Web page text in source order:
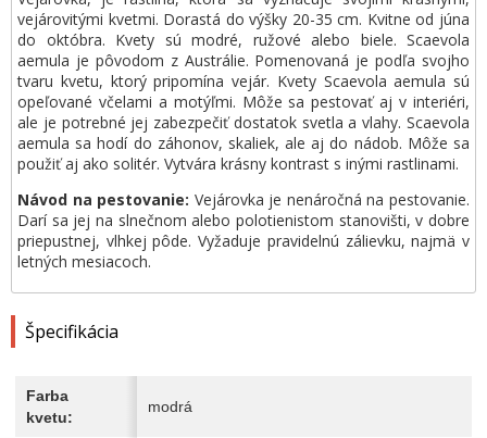
vejárovitými kvetmi. Dorastá do výšky 20-35 cm. Kvitne od júna
do októbra. Kvety sú modré, ružové alebo biele. Scaevola
aemula je pôvodom z Austrálie. Pomenovaná je podľa svojho
tvaru kvetu, ktorý pripomína vejár. Kvety Scaevola aemula sú
opeľované včelami a motýľmi. Môže sa pestovať aj v interiéri,
ale je potrebné jej zabezpečiť dostatok svetla a vlahy. Scaevola
aemula sa hodí do záhonov, skaliek, ale aj do nádob. Môže sa
použiť aj ako solitér. Vytvára krásny kontrast s inými rastlinami.
Návod na pestovanie: Vejárovka je nenáročná na pestovanie.
Darí sa jej na slnečnom alebo polotienistom stanovišti, v dobre
priepustnej, vlhkej pôde. Vyžaduje pravidelnú zálievku, najmä v
letných mesiacoch.
Špecifikácia
Farba
kvetu:
modrá